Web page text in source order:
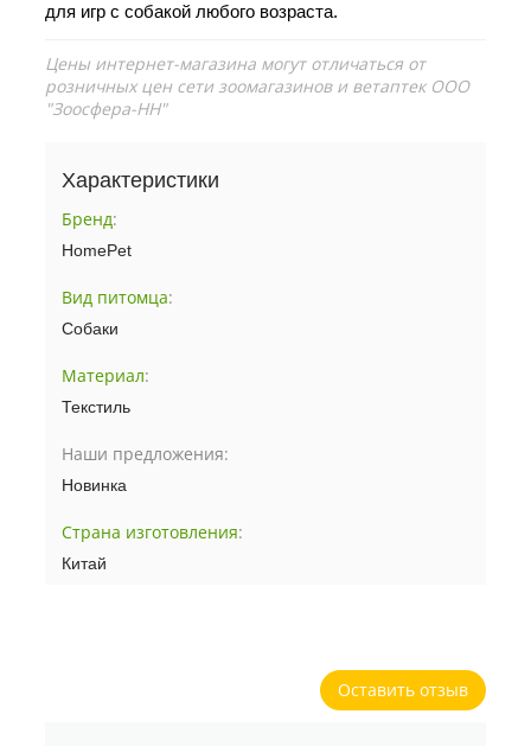
для игр с собакой любого возраста.
Цены интернет-магазина могут отличаться от
розничных цен сети зоомагазинов и ветаптек ООО
"Зоосфера-НН"
Характеристики
Бренд:
HomePet
Вид питомца:
Собаки
Материал:
Текстиль
Наши предложения:
Новинка
Страна изготовления:
Китай
Оставить отзыв